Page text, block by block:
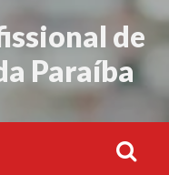
de
Paraíba